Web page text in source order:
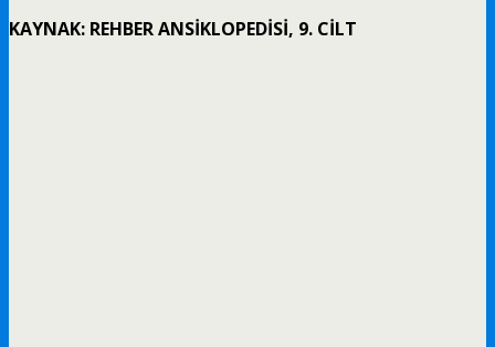
KAYNAK: REHBER ANSİKLOPEDİSİ, 9. CİLT